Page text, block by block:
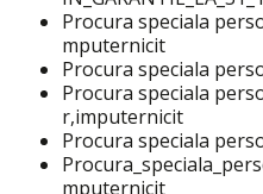
Procura speciala
mputernicit
Procura speciala
Procura speciala
r,imputernicit
Procura speciala
mputernicit